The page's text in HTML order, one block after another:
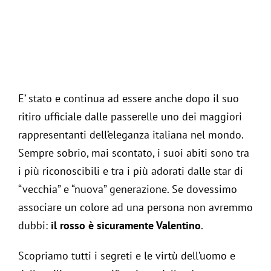
E’ stato e continua ad essere anche dopo il suo
ritiro ufficiale dalle passerelle uno dei maggiori
rappresentanti dell’eleganza italiana nel mondo.
Sempre sobrio, mai scontato, i suoi abiti sono tra
i più riconoscibili e tra i più adorati dalle star di
“vecchia” e “nuova” generazione. Se dovessimo
associare un colore ad una persona non avremmo
dubbi: il rosso è sicuramente Valentino.
Scopriamo tutti i segreti e le virtù dell’uomo e